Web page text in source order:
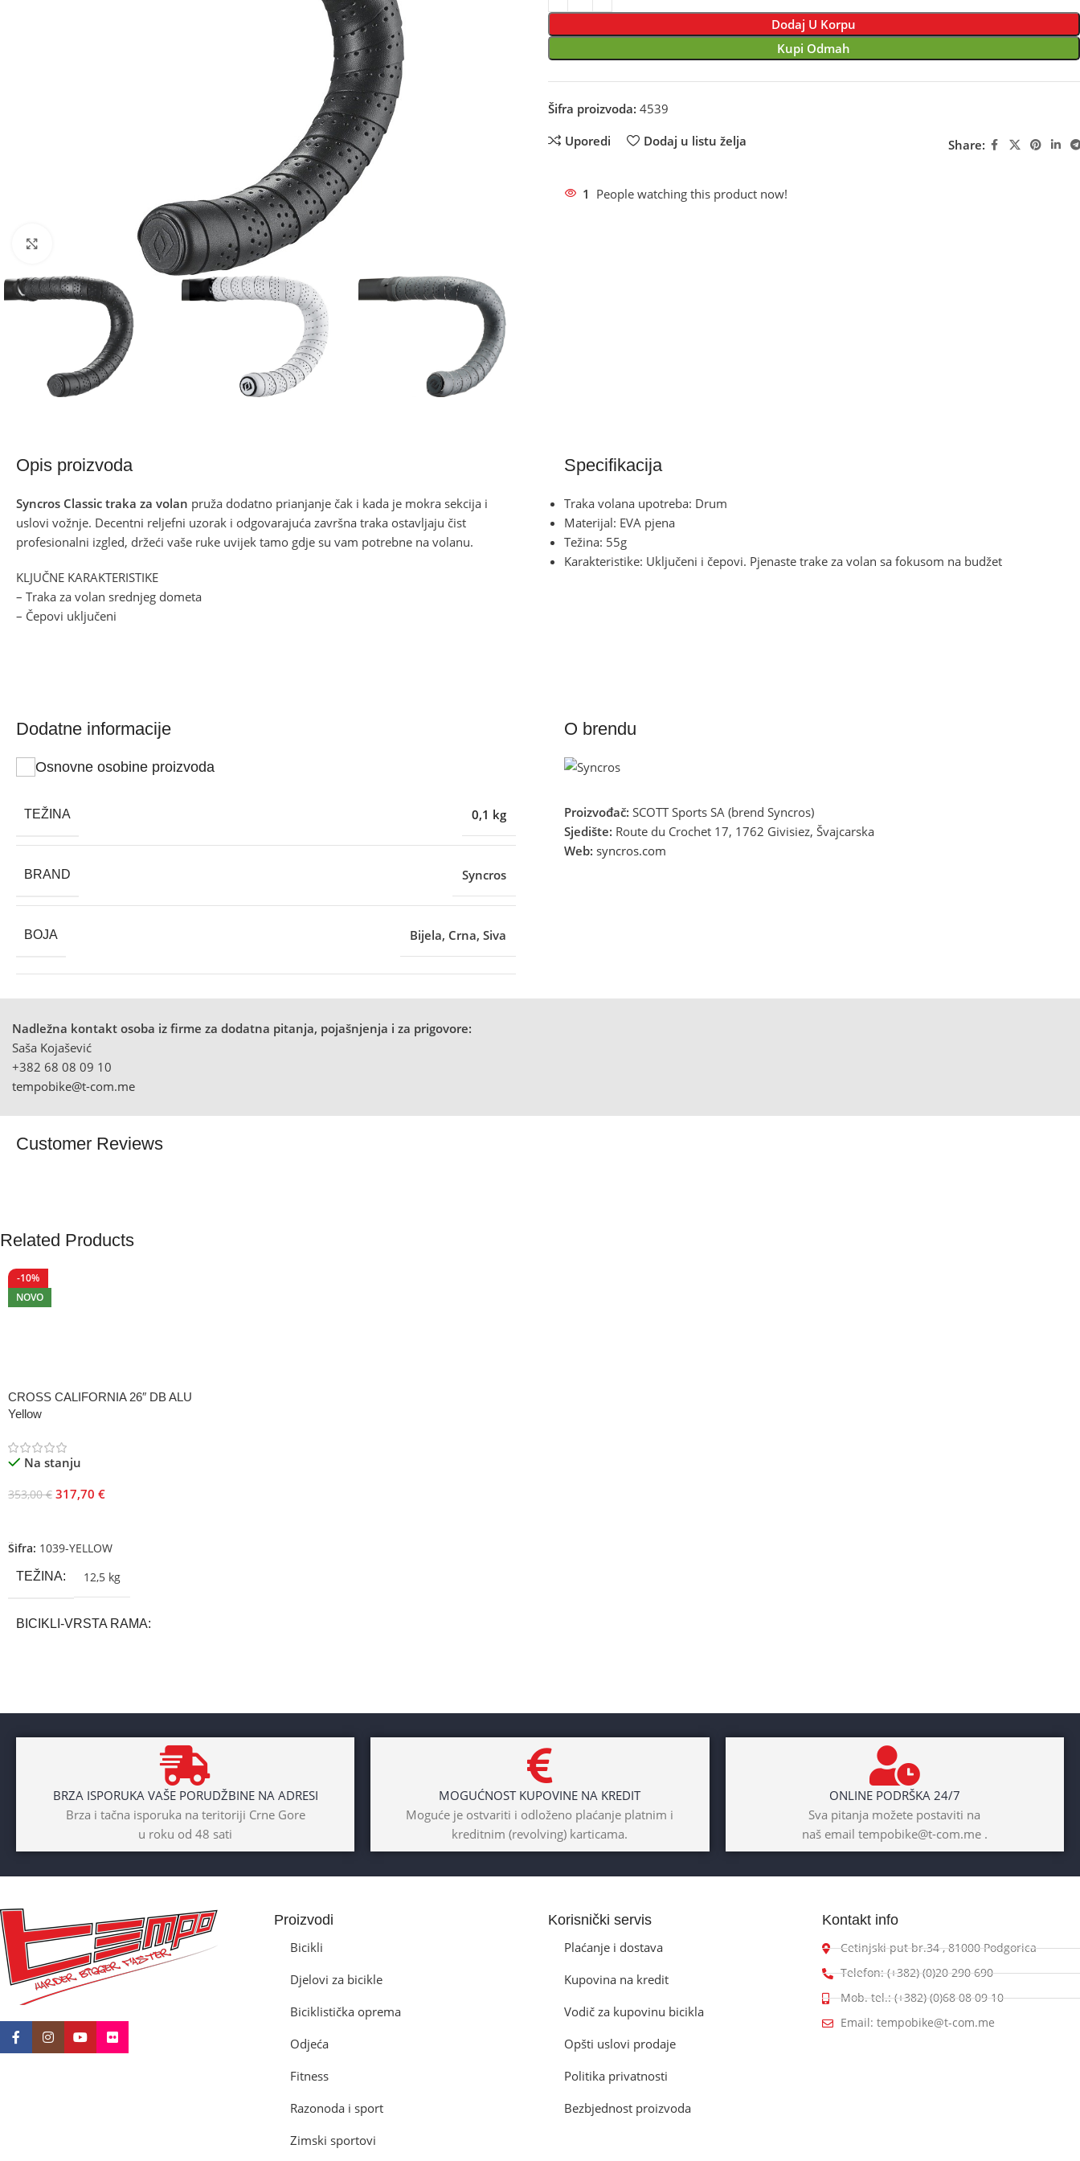
Kliknite za uvećanje
Dodaj U Korpu
Kupi Odmah
Šifra proizvoda: 4539
Uporedi Dodaj u listu želja Share:
1 People watching this product now!
Opis proizvoda
Syncros Classic traka za volan pruža dodatno prianjanje čak i kada je mokra sekcija i
uslovi vožnje. Decentni reljefni uzorak i odgovarajuća završna traka ostavljaju čist
profesionalni izgled, držeći vaše ruke uvijek tamo gdje su vam potrebne na volanu.
KLJUČNE KARAKTERISTIKE
– Traka za volan srednjeg dometa
– Čepovi uključeni
Specifikacija
Traka volana upotreba: Drum
Materijal: EVA pjena
Težina: 55g
Karakteristike: Uključeni i čepovi. Pjenaste trake za volan sa fokusom na budžet
Dodatne informacije
Osnovne osobine proizvoda
TEŽINA 0,1 kg
BRAND Syncros
BOJA Bijela, Crna, Siva
O brendu
Proizvođač: SCOTT Sports SA (brend Syncros)
Sjedište: Route du Crochet 17, 1762 Givisiez, Švajcarska
Web: syncros.com
Nadležna kontakt osoba iz firme za dodatna pitanja, pojašnjenja i za prigovore:
Saša Kojašević
+382 68 08 09 10
tempobike@t-com.me
Customer Reviews
Related Products
-10%
NOVO
CROSS CALIFORNIA 26″ DB ALU
Yellow
Na stanju
353,00€ 317,70 €
Šifra: 1039-YELLOW
TEŽINA 12,5 kg
BICIKLI-VRSTA RAMA
BRAND Cross
Dječaci,Djevojčice,Unisex
Prednji amotrizer
BOJA Žuta
BICIKLI-UZRAST DJETETA
BRZA ISPORUKA VAŠE PORUDŽBINE NA ADRESI
Brza i tačna isporuka na teritoriji Crne Gore
u roku od 48 sati
MOGUĆNOST KUPOVINE NA KREDIT
Moguće je ostvariti i odloženo plaćanje platnim i
kreditnim (revolving) karticama.
ONLINE PODRŠKA 24/7
Sva pitanja možete postaviti na
naš email tempobike@t-com.me .
Proizvodi
Bicikli
Djelovi za bicikle
Biciklistička oprema
Odjeća
Fitness
Razonoda i sport
Zimski sportovi
Korisnički servis
Plaćanje i dostava
Kupovina na kredit
Vodič za kupovinu bicikla
Opšti uslovi prodaje
Politika privatnosti
Bezbjednost proizvoda
Kontakt info
Cetinjski put br.34 , 81000 Podgorica
Telefon: (+382) (0)20 290 690
Mob. tel.: (+382) (0)68 08 09 10
Email: tempobike@t-com.me